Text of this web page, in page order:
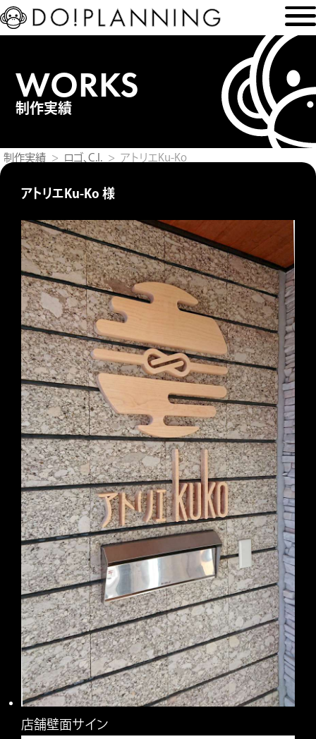
WORKS
制作実績
制作実績 ロゴ、C.I. アトリエKu-Ko
アトリエKu-Ko 様
店舗壁面サイン